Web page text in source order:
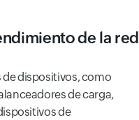
de la red
dispositivos, como
de carga,
de